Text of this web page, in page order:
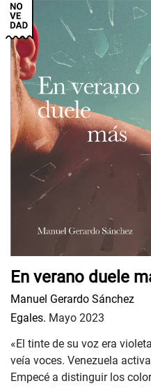
En verano duele
Manuel Gerardo Sánchez
Egales. Mayo 2023
«El tinte de su voz era
veía voces. Venezuela
Empecé a distinguir los